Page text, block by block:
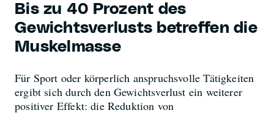
Bis zu 40 Prozent des
Gewichtsverlusts betreffen die
Muskelmasse
Für Sport oder körperlich anspruchsvolle Tätigkeiten
ergibt sich durch den Gewichtsverlust ein weiterer
positiver Effekt: die Reduktion von